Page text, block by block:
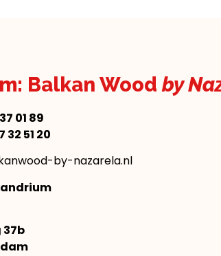
Balkan Wood by
01 89
51 20
by-nazarela.nl